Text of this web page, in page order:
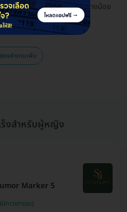
จ้งล่วงหน้าก่อนเวลานัดเดิมอย่างน้อย
ดงคำถามเพิ่ม
ร็งสำหรับผู้หญิง
Marker 5
กเวชกรรม)